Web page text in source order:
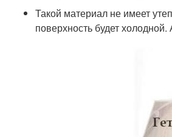
Такой материал не имеет
поверхность будет